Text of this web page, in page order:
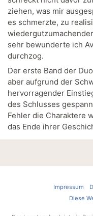
ziehen, was mir
es schmerzte, zu
sehr bewunderte ich
durchzog.
Der erste Band der
aber aufgrund der
hervorragender
des Schlusses
Fehler die Charaktere
das Ende ihrer
Impressum
Diese